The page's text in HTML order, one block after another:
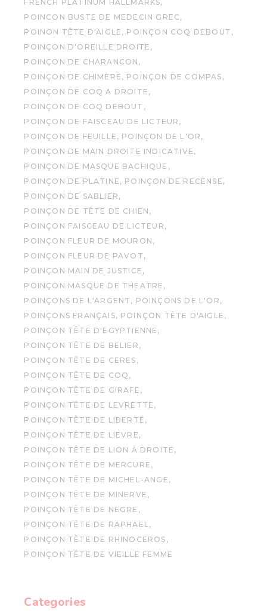
FRENCH PLATINUM HALLMARKS
POINCON BUSTE DE MEDECIN GREC
POINON TÊTE D'AIGLE
POINÇON COQ DEBOUT
POINÇON D'OREILLE DROITE
POINÇON DE CHARANCON
POINÇON DE CHIMÈRE
POINÇON DE COMPAS
POINÇON DE COQ A DROITE
POINÇON DE COQ DEBOUT
POINÇON DE FAISCEAU DE LICTEUR
POINÇON DE FEUILLE
POINÇON DE L'OR
POINÇON DE MAIN DROITE INDICATIVE
POINÇON DE MASQUE BACHIQUE
POINÇON DE PLATINE
POINÇON DE RECENSE
POINÇON DE SABLIER
POINÇON DE TÊTE DE CHIEN
POINÇON FAISCEAU DE LICTEUR
POINÇON FLEUR DE MOURON
POINÇON FLEUR DE PAVOT
POINÇON MAIN DE JUSTICE
POINÇON MASQUE DE THEATRE
POINÇONS DE L'ARGENT
POINÇONS DE L'OR
POINÇONS FRANÇAIS
POINÇON TÊTE D'AIGLE
POINÇON TÊTE D'EGYPTIENNE
POINÇON TÊTE DE BELIER
POINÇON TÊTE DE CERES
POINÇON TÊTE DE COQ
POINÇON TÊTE DE GIRAFE
POINÇON TÊTE DE LEVRETTE
POINÇON TÊTE DE LIBERTÉ
POINÇON TÊTE DE LIEVRE
POINÇON TÊTE DE LION À DROITE
POINÇON TÊTE DE MERCURE
POINÇON TÊTE DE MICHEL-ANGE
POINÇON TÊTE DE MINERVE
POINÇON TÊTE DE NEGRE
POINÇON TÊTE DE RAPHAEL
POINÇON TÊTE DE RHINOCEROS
POINÇON TÊTE DE VIEILLE FEMME
Categories